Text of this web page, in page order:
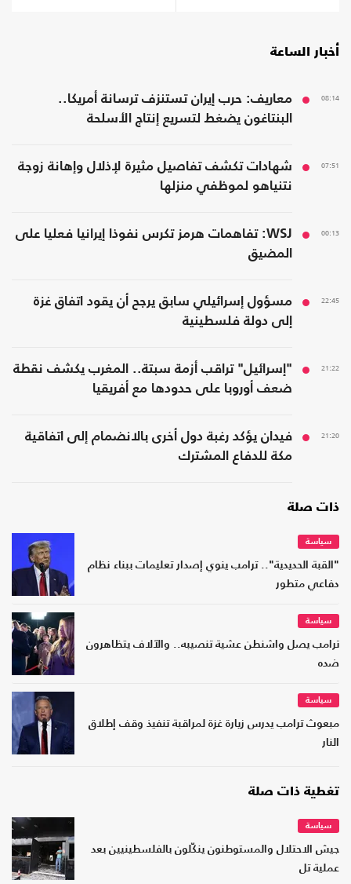
أخبار الساعة
08:14
معاريف: حرب إيران تستنزف ترسانة أمريكا..
البنتاغون يضغط لتسريع إنتاج الأسلحة
07:51
شهادات تكشف تفاصيل مثيرة لإذلال وإهانة زوجة
نتنياهو لموظفي منزلها
00:13
WSJ: تفاهمات هرمز تكرس نفوذا إيرانيا فعليا على
المضيق
22:45
مسؤول إسرائيلي سابق يرجح أن يقود اتفاق غزة
إلى دولة فلسطينية
21:22
"إسرائيل" تراقب أزمة سبتة.. المغرب يكشف نقطة
ضعف أوروبا على حدودها مع أفريقيا
21:20
فيدان يؤكد رغبة دول أخرى بالانضمام إلى اتفاقية
مكة للدفاع المشترك
ذات صلة
سياسة
"القبة الحديدية".. ترامب ينوي إصدار تعليمات ببناء نظام
دفاعي متطور
سياسة
ترامب يصل واشنطن عشية تنصيبه.. والآلاف يتظاهرون
ضده
سياسة
مبعوث ترامب يدرس زيارة غزة لمراقبة تنفيذ وقف إطلاق
النار
تغطية ذات صلة
سياسة
جيش الاحتلال والمستوطنون ينكّلون بالفلسطينيين بعد
عملية تل